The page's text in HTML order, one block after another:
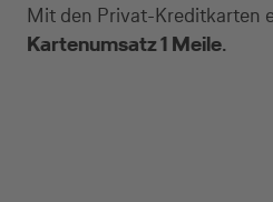
Mit den Privat-Kreditkarten
Kartenumsatz 1 Meile.